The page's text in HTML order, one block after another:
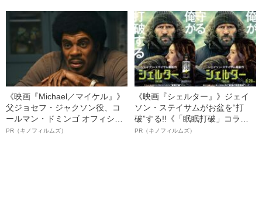
ト”が生み出した徹底ケアとは
《映画『Michael／マイケル』》
父ジョセフ・ジャクソン役、コ
ールマン・ドミンゴ オフィシャ
ルインタビュー“観客を魅了した
PR（キノフィルムズ）
《映画『シェルター』》ジェイ
ソン・ステイサムがお盆を“打
破”する!!《「眠眠打破」コラ
ボ》
PR（キノフィルムズ）